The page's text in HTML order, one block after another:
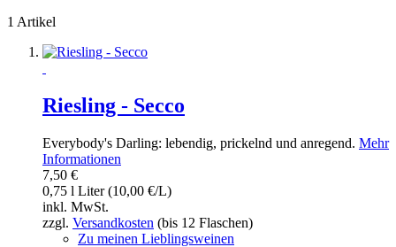
1 Artikel
Riesling - Secco
Everybody's Darling: lebendig, prickelnd und anregend. Mehr
Informationen
7,50 €
0,75 l Liter (10,00 €/L)
inkl. MwSt.
zzgl. Versandkosten (bis 12 Flaschen)
Zu meinen Lieblingsweinen